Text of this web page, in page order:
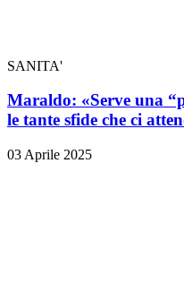
SANITA'
Maraldo: «Serve una
le tante sfide che ci
03 Aprile 2025